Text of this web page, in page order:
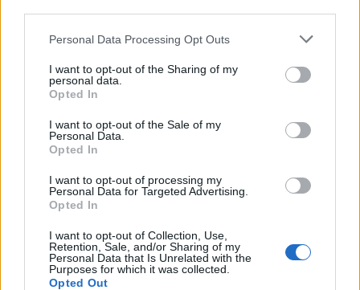
Personal Data Processing Opt Outs
I want to opt-out of the Sharing of my
personal data.
Opted In
I want to opt-out of the Sale of my
Personal Data.
Opted In
I want to opt-out of processing my
Personal Data for Targeted Advertising.
Opted In
I want to opt-out of Collection, Use,
Retention, Sale, and/or Sharing of my
Personal Data that Is Unrelated with the
Purposes for which it was collected.
Opted Out
Quotidiano web del bello e sul buono di Vicenza e dintorni
Redazione
redazione@laltravicenza.it
Pubblicità
laltravicenza@laltravicenza.it